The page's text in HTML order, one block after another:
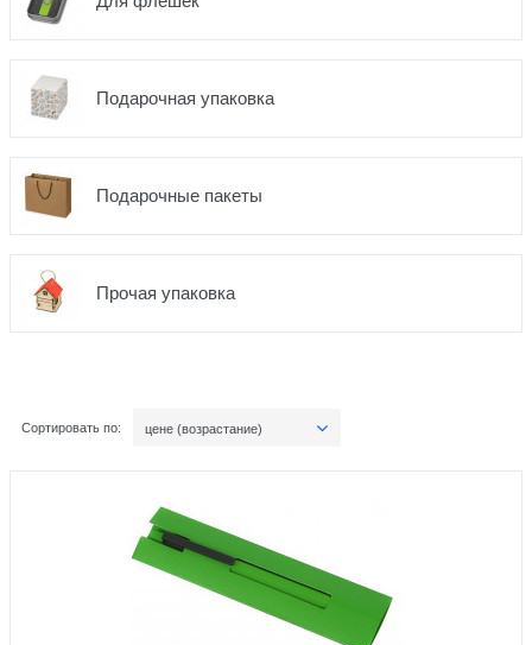
Подарочная упаковка
Подарочные пакеты
Прочая упаковка
Сортировать по: цене (возрастание)